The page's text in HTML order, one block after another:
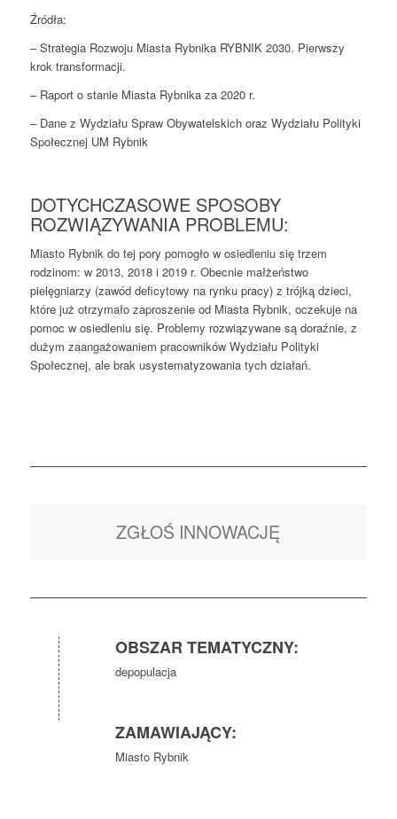
Źródła:
– Strategia Rozwoju Miasta Rybnika RYBNIK 2030. Pierwszy
krok transformacji.
– Raport o stanie Miasta Rybnika za 2020 r.
– Dane z Wydziału Spraw Obywatelskich oraz Wydziału Polityki
Społecznej UM Rybnik
DOTYCHCZASOWE SPOSOBY
ROZWIĄZYWANIA PROBLEMU:
Miasto Rybnik do tej pory pomogło w osiedleniu się trzem
rodzinom: w 2013, 2018 i 2019 r. Obecnie małżeństwo
pielęgniarzy (zawód deficytowy na rynku pracy) z trójką dzieci,
które już otrzymało zaproszenie od Miasta Rybnik, oczekuje na
pomoc w osiedleniu się. Problemy rozwiązywane są doraźnie, z
dużym zaangażowaniem pracowników Wydziału Polityki
Społecznej, ale brak usystematyzowania tych działań.
ZGŁOŚ INNOWACJĘ
OBSZAR TEMATYCZNY:
depopulacja
ZAMAWIAJĄCY:
Miasto Rybnik